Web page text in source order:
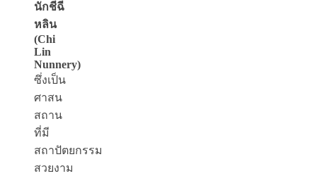
นักชีฉี
หลิน
(Chi
Lin
Nunnery)
ซึ่งเป็น
ศาสน
สถาน
ที่มี
สถาปัตยกรรม
สวยงาม